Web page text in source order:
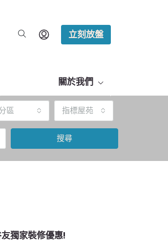
立刻放盤
關於我們
區 指標屋苑
搜尋
獨家裝修優惠!